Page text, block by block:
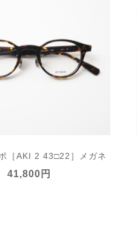
［AKI 2 43□22］メガネ
41,800円